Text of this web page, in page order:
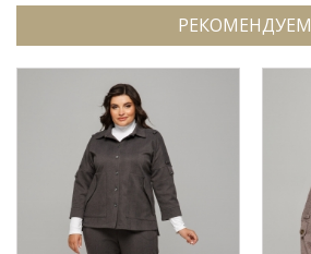
РЕКОМЕНДУЕМ